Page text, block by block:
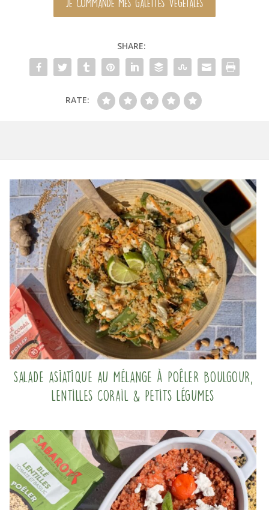
JE COMMANDE MES GALETTES VÉGÉTALES
SHARE:
RATE:
Salade asiatique au mélange à poêler Boulgour,
Lentilles corail & Petits légumes